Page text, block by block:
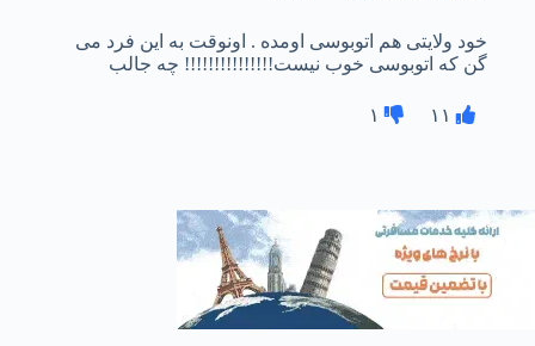
خود ولایتی هم اتوبوسی اومده . اونوقت به این فرد می
گن که اتوبوسی خوب نیست!!!!!!!!!!!!!!! چه جالب
۱۱ ۱